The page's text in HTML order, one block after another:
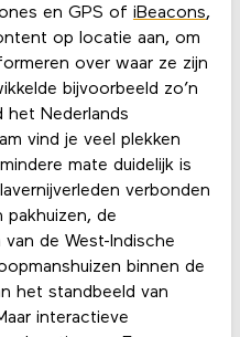
en GPS of iBeacons,
op locatie aan, om
over waar ze zijn
bijvoorbeeld zo’n
het Nederlands
vind je veel plekken
mate duidelijk is
verbonden
pakhuizen, de
de West-Indische
binnen de
het standbeeld van
interactieve